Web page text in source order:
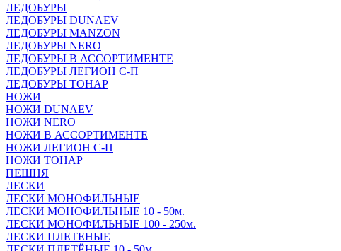
ЛЕДОБУРЫ
ЛЕДОБУРЫ DUNAEV
ЛЕДОБУРЫ MANZON
ЛЕДОБУРЫ NERO
ЛЕДОБУРЫ В АССОРТИМЕНТЕ
ЛЕДОБУРЫ ЛЕГИОН С-П
ЛЕДОБУРЫ ТОНАР
НОЖИ
НОЖИ DUNAEV
НОЖИ NERO
НОЖИ В АССОРТИМЕНТЕ
НОЖИ ЛЕГИОН С-П
НОЖИ ТОНАР
ПЕШНЯ
ЛЕСКИ
ЛЕСКИ МОНОФИЛЬНЫЕ
ЛЕСКИ МОНОФИЛЬНЫЕ 10 - 50м.
ЛЕСКИ МОНОФИЛЬНЫЕ 100 - 250м.
ЛЕСКИ ПЛЕТЕНЫЕ